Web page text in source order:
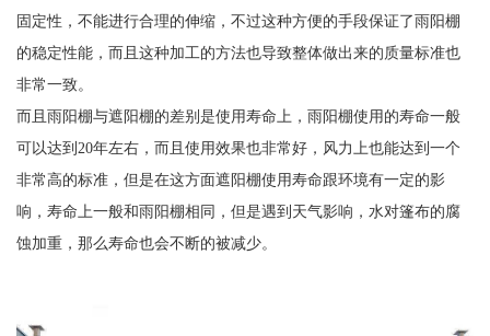
固定性，不能进行合理的伸缩，不过这种方便的手段保证了雨阳棚
的稳定性能，而且这种加工的方法也导致整体做出来的质量标准也
非常一致。
而且雨阳棚与遮阳棚的差别是使用寿命上，雨阳棚使用的寿命一般
可以达到20年左右，而且使用效果也非常好，风力上也能达到一个
非常高的标准，但是在这方面遮阳棚使用寿命跟环境有一定的影
响，寿命上一般和雨阳棚相同，但是遇到天气影响，水对篷布的腐
蚀加重，那么寿命也会不断的被减少。